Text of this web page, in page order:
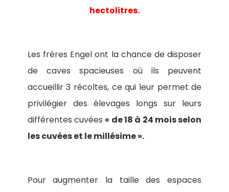
hectolitres.
Les frères Engel ont la chance de disposer
de caves spacieuses où ils peuvent
accueillir 3 récoltes, ce qui leur permet de
privilégier des élevages longs sur leurs
différentes cuvées « de 18 à 24 mois selon
les cuvées et le millésime ».
Pour augmenter la taille des espaces